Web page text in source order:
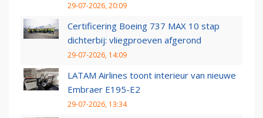
29-07-2026, 20:09
Certificering Boeing 737 MAX 10 stap
dichterbij: vliegproeven afgerond
29-07-2026, 14:09
LATAM Airlines toont interieur van nieuwe
Embraer E195-E2
29-07-2026, 13:34